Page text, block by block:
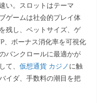
い。スロットはテーマ
ゲームは社会的プレイ体
残し、ベットサイズ、ゲ
、ボーナス消化率を可視化
バンクロールに最適かが
て、 仮想通貨 カジノ に触
イダ、手数料の潮目を把